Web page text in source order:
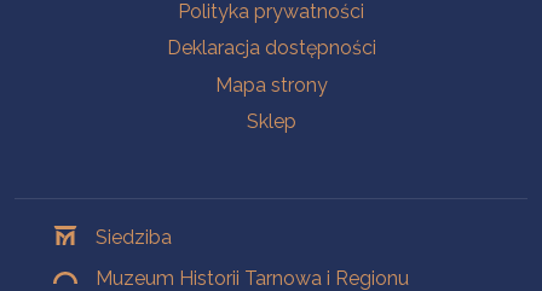
Polityka prywatności
Deklaracja dostępności
Mapa strony
Sklep
Siedziba
Muzeum Historii Tarnowa i Regionu